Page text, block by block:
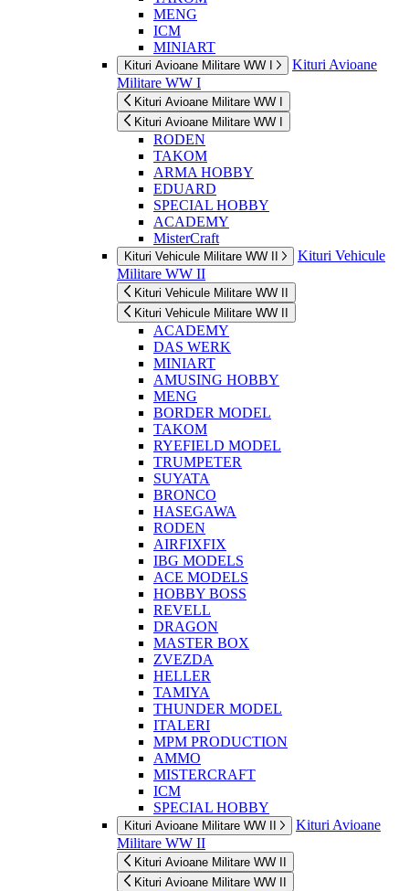
MENG
ICM
MINIART
Kituri Avioane Militare WW I
Kituri Avioane
Militare WW I
Kituri Avioane Militare WW I
Kituri Avioane Militare WW I
RODEN
TAKOM
ARMA HOBBY
EDUARD
SPECIAL HOBBY
ACADEMY
MisterCraft
Kituri Vehicule Militare WW II
Kituri Vehicule
Militare WW II
Kituri Vehicule Militare WW II
Kituri Vehicule Militare WW II
ACADEMY
DAS WERK
MINIART
AMUSING HOBBY
MENG
BORDER MODEL
TAKOM
RYEFIELD MODEL
TRUMPETER
SUYATA
BRONCO
HASEGAWA
RODEN
AIRFIXFIX
IBG MODELS
ACE MODELS
HOBBY BOSS
REVELL
DRAGON
MASTER BOX
ZVEZDA
HELLER
TAMIYA
THUNDER MODEL
ITALERI
MPM PRODUCTION
AMMO
MISTERCRAFT
ICM
SPECIAL HOBBY
Kituri Avioane Militare WW II
Kituri Avioane
Militare WW II
Kituri Avioane Militare WW II
Kituri Avioane Militare WW II